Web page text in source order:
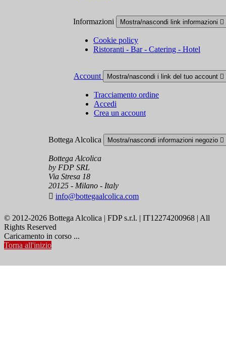
Informazioni Mostra/nascondi link informazioni 
Cookie policy
Ristoranti - Bar - Catering - Hotel
Account Mostra/nascondi i link del tuo account 
Tracciamento ordine
Accedi
Crea un account
Bottega Alcolica Mostra/nascondi informazioni negozio 
Bottega Alcolica
by FDP SRL
Via Stresa 18
20125 - Milano - Italy
 info@bottegaalcolica.com
© 2012-2026 Bottega Alcolica | FDP s.r.l. | IT12274200968 | All
Rights Reserved
Caricamento in corso ...
Torna all'inizio